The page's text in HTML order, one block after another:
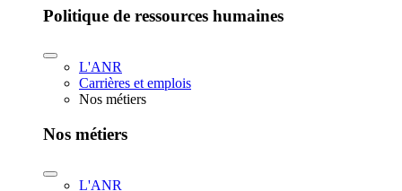
Politique de ressources humaines
L'ANR
Carrières et emplois
Nos métiers
Nos métiers
L'ANR